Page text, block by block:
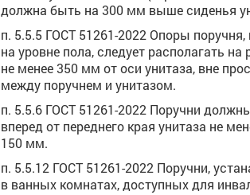
должна быть на 300 мм выше сиденья
п. 5.5.5 ГОСТ 51261-2022 Опоры поручня,
на уровне пола, следует располагать на
не менее 350 мм от оси унитаза, вне
между поручнем и унитазом.
п. 5.5.6 ГОСТ 51261-2022 Поручни
вперед от переднего края унитаза не
150 мм.
п. 5.5.12 ГОСТ 51261-2022 Поручни,
в ванных комнатах, доступных для